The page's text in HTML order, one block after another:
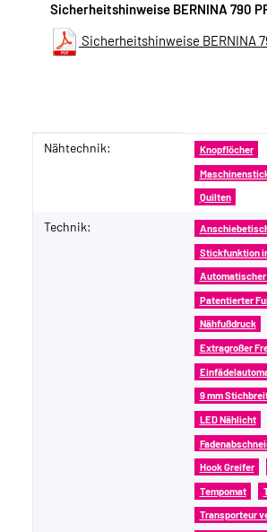
Sicherheitshinweise BERNINA 790
Sicherheitshinweise BERNINA
Produkteigenschaft
Wert
Nähtechnik: Knopflöcher
Quilten
Technik:
Stickfunktion
Automatischer
Patentierter
Nähfußdruck
Extragroßer
9 mm
LED Nählicht
Hook Greifer
Tempomat
Transporteur